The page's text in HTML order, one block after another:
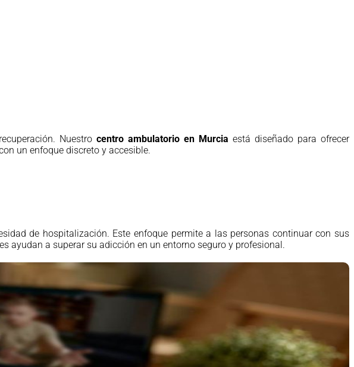
Nuestro centro ambulatorio en Murcia está diseñado para ofrecer
un enfoque discreto y accesible.
de hospitalización. Este enfoque permite a las personas continuar con sus
ayudan a superar su adicción en un entorno seguro y profesional.